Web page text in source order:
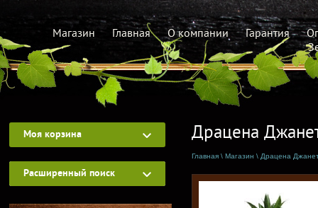
Магазин Главная О компании Гарантия
Драцена
Главная \ Магазин \ Драцена
Моя корзина
Расширенный поиск